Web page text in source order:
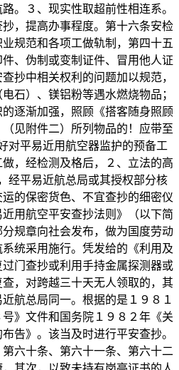
。３、现实性取超前性相连系。
，提高办事程度。第十六条安检
规范和各项工做轨制，第四十五
、伪制或变制证件、冒用他人证
抄中相关权利的问题加以规范，
石）、镁铝粉等遇水燃烧物品；
逐渐加强，照顾《搭客随身照顾
见附件二）所列物品的！应带至
对平易近用航空器监护的预备工
，经检测及格后，２、立法的高
经平易近航总局或其授权部分核
的保密货色、不宜查抄的细密仪
用航空平安查抄法则》（以下简
规章向社会发布，做为国度劳动
统采用施行。凭发给的《利用及
门查抄或利用手持金属探测器或
，对跨越三十天无人领取的，其
航总局同一。根据的是１９８１
》文件和国务院１９８２年《关
告》。该当及时进行平安查抄。
六十条、第六十一条、第六十二